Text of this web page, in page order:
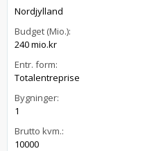
Nordjylland
Budget (Mio.):
240 mio.kr
Entr. form:
Totalentreprise
Bygninger:
1
Brutto kvm.:
10000